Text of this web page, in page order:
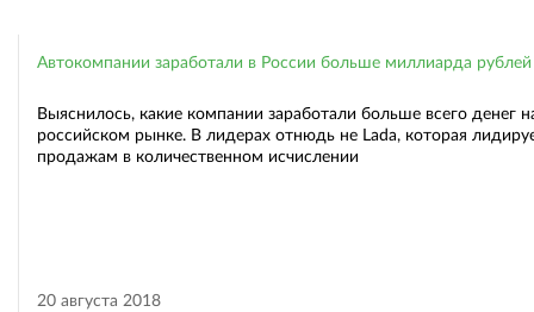
Автокомпании заработали в России больше миллиарда рублей
Выяснилось, какие компании заработали больше всего денег
российском рынке. В лидерах отнюдь не Lada, которая
продажам в количественном исчислении
20 августа 2018